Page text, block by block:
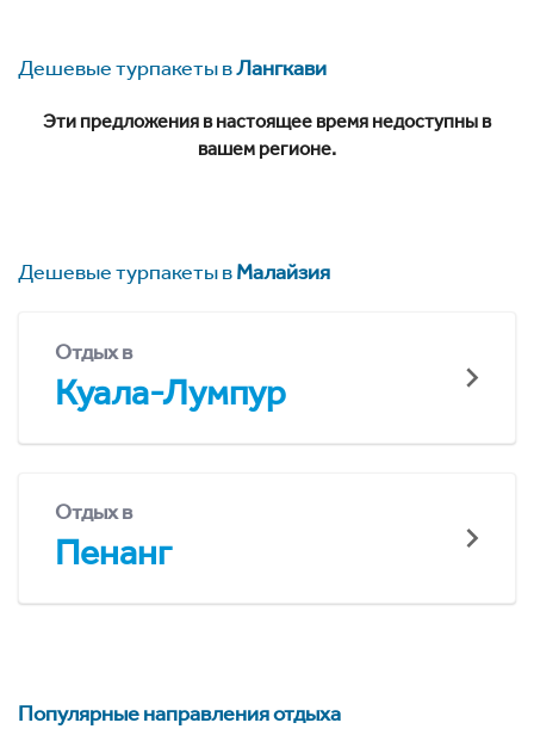
Дешевые турпакеты вЛангкави
Эти предложения в настоящее время недоступны в
вашем регионе.
Дешевые турпакеты вМалайзия
Отдых в
Куала-Лумпур
Отдых в
Пенанг
Популярные направления отдыха